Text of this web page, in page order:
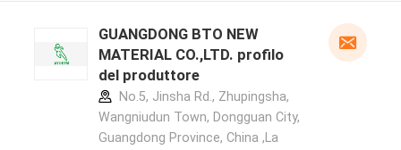
GUANGDONG BTO NEW
MATERIAL CO.,LTD. profilo
del produttore
No.5, Jinsha Rd., Zhupingsha,
Wangniudun Town, Dongguan City,
Guangdong Province, China ,La